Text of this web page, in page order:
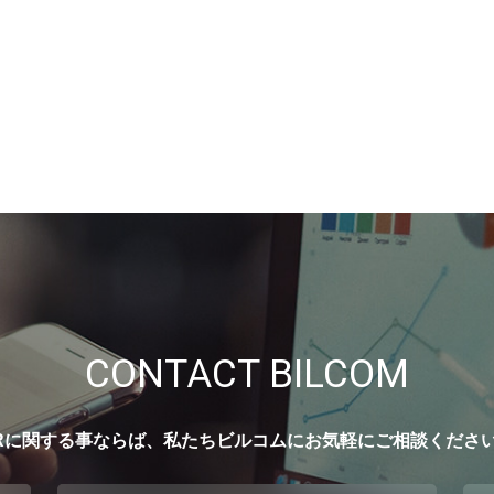
CONTACT BILCOM
関する事ならば、私たちビルコムにお気軽にご相談くださ